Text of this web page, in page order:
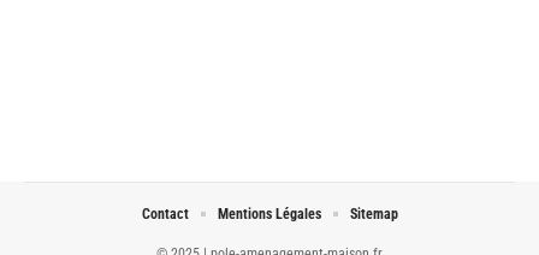
Contact Mentions Légales Sitemap